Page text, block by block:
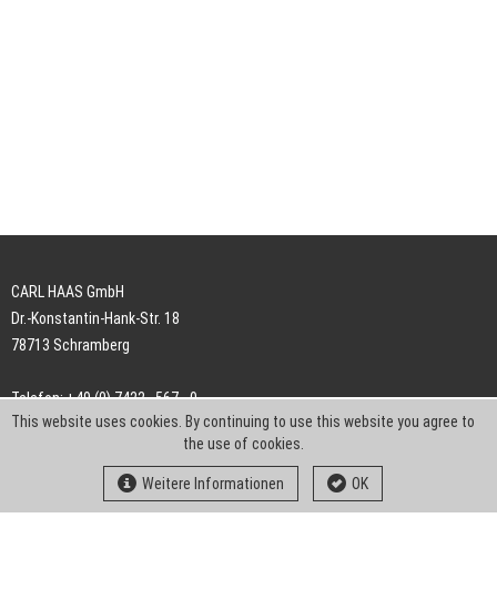
CARL HAAS GmbH
Dr.-Konstantin-Hank-Str. 18
78713 Schramberg
Telefon: +49 (0) 7422 . 567 - 0
Telefax: +49 (0) 7422 . 567 - 239
info-ch@kern-liebers.com
This website uses cookies. By continuing to use this website you agree to
the use of cookies.
Weitere Informationen OK